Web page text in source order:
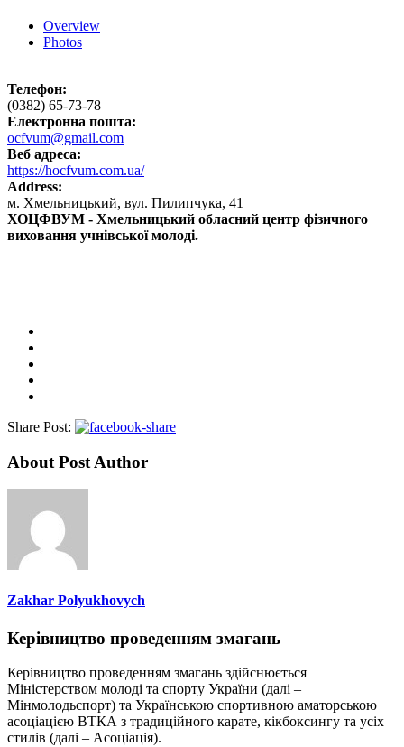
Overview
Photos
Телефон:
(0382) 65-73-78
Електронна пошта:
ocfvum@gmail.com
Веб адреса:
https://hocfvum.com.ua/
Address:
м. Хмельницький, вул. Пилипчука, 41
ХОЦФВУМ - Хмельницький обласний центр фізичного
виховання учнівської молоді.
Share Post:
About Post Author
Zakhar Polyukhovych
Керівництво проведенням змагань
Керівництво проведенням змагань здійснюється
Міністерством молоді та спорту України (далі –
Мінмолодьспорт) та Українською спортивною аматорською
асоціацією ВТКА з традиційного карате, кікбоксингу та усіх
стилів (далі – Асоціація).